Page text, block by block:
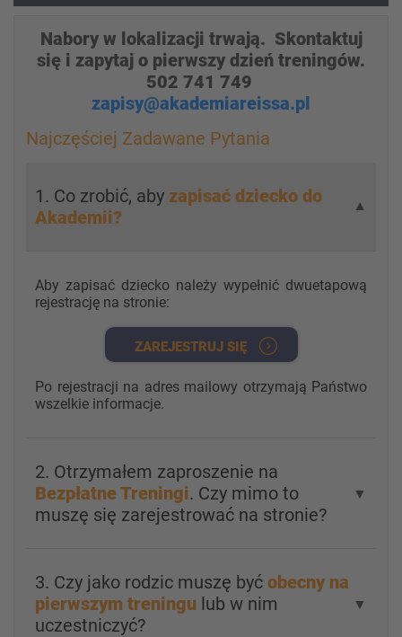
Nabory w lokalizacji trwają. Skontaktuj
się i zapytaj o pierwszy dzień treningów.
502 741 749
zapisy@akademiareissa.pl
Najczęściej Zadawane Pytania
1. Co zrobić, aby zapisać dziecko do
Akademii?
▼
Aby zapisać dziecko należy wypełnić dwuetapową
rejestrację na stronie:
ZAREJESTRUJ SIĘ
Po rejestracji na adres mailowy otrzymają Państwo
wszelkie informacje.
2. Otrzymałem zaproszenie na
Bezpłatne Treningi. Czy mimo to
muszę się zarejestrować na stronie?
▼
3. Czy jako rodzic muszę być obecny na
pierwszym treningu lub w nim
uczestniczyć?
▼